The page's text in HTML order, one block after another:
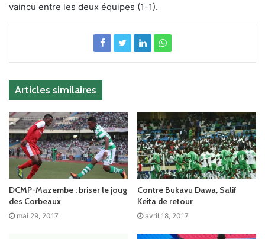
vaincu entre les deux équipes (1-1).
Articles similaires
DCMP-Mazembe : briser le joug
des Corbeaux
mai 29, 2017
Contre Bukavu Dawa, Salif
Keita de retour
avril 18, 2017